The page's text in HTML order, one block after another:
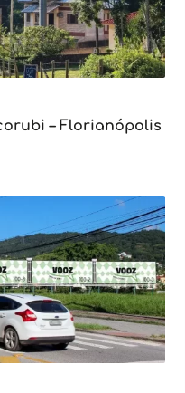
– Florianópolis